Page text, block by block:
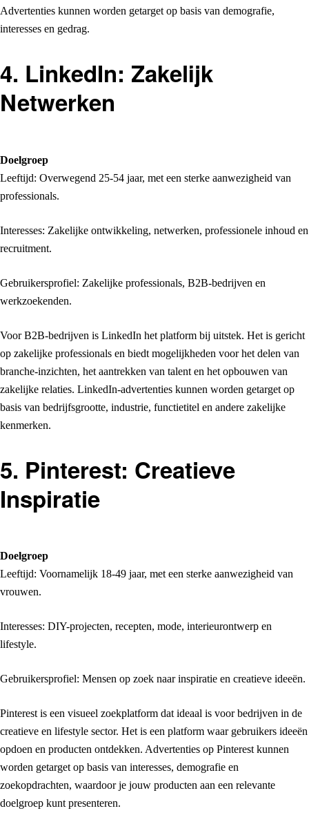
Advertenties kunnen worden getarget op basis van demografie,
interesses en gedrag.
4. LinkedIn: Zakelijk
Netwerken
Doelgroep
Leeftijd: Overwegend 25-54 jaar, met een sterke aanwezigheid van
professionals.
Interesses: Zakelijke ontwikkeling, netwerken, professionele inhoud en
recruitment.
Gebruikersprofiel: Zakelijke professionals, B2B-bedrijven en
werkzoekenden.
Voor B2B-bedrijven is LinkedIn het platform bij uitstek. Het is gericht
op zakelijke professionals en biedt mogelijkheden voor het delen van
branche-inzichten, het aantrekken van talent en het opbouwen van
zakelijke relaties. LinkedIn-advertenties kunnen worden getarget op
basis van bedrijfsgrootte, industrie, functietitel en andere zakelijke
kenmerken.
5. Pinterest: Creatieve
Inspiratie
Doelgroep
Leeftijd: Voornamelijk 18-49 jaar, met een sterke aanwezigheid van
vrouwen.
Interesses: DIY-projecten, recepten, mode, interieurontwerp en
lifestyle.
Gebruikersprofiel: Mensen op zoek naar inspiratie en creatieve ideeën.
Pinterest is een visueel zoekplatform dat ideaal is voor bedrijven in de
creatieve en lifestyle sector. Het is een platform waar gebruikers ideeën
opdoen en producten ontdekken. Advertenties op Pinterest kunnen
worden getarget op basis van interesses, demografie en
zoekopdrachten, waardoor je jouw producten aan een relevante
doelgroep kunt presenteren.